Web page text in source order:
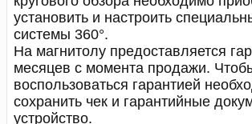
установить и настроить
системы 360°.
На магнитолу предоставляется
месяцев с момента продажи.
воспользоваться гарантией
сохранить чек и гарантийные
устройство.